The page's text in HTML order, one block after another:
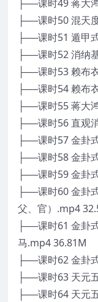
├──课时49 蒋大
├──课时50 混天
├──课时51 遁甲
├──课时52 消纳
├──课时53 赖布
├──课时54 赖布
├──课时55 蒋大
├──课时56 直观
├──课时57 金卦
├──课时58 金卦
├──课时59 金卦
├──课时60 金卦
父、官）.mp4
├──课时61 金卦
马.mp4 36.81M
├──课时62 金卦
├──课时63 天元
├──课时64 天元